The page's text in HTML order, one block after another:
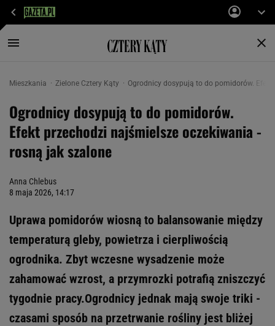
Mieszkania Zielone Cztery Kąty Ogrodnicy dosypują to do pomidorów.
Ogrodnicy dosypują to do pomidorów.
Efekt przechodzi najśmielsze oczekiwania -
rosną jak szalone
Anna Chlebus
8 maja 2026, 14:17
Uprawa pomidorów wiosną to balansowanie między
temperaturą gleby, powietrza i cierpliwością
ogrodnika. Zbyt wczesne wysadzenie może
zahamować wzrost, a przymrozki potrafią zniszczyć
tygodnie pracy.Ogrodnicy jednak mają swoje triki -
czasami sposób na przetrwanie rośliny jest bliżej